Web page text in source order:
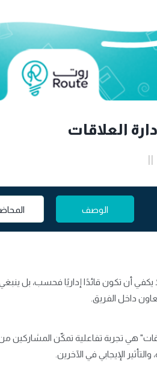
العلاقات
الوصف
يكفي أن تكون قائدًا إداريًا فحسب، بل
داخل الفريق.
هي تجربة تفاعلية تمكّن المشاركين من
الإيجابي في الآخرين.